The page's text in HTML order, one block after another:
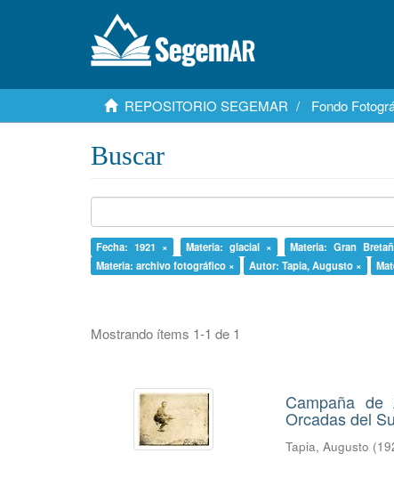
REPOSITORIO SEGEMAR Fondo
Buscar
Fecha: 1921 × Materia: glacial × Materia: Gran
Materia: archivo fotográfico ×
Autor: Tapia, Augusto ×
Mostrando ítems 1-1 de 1
Campaña
Orcadas del
Tapia, Augusto (